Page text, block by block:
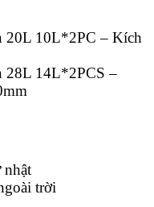
20L 10L*2PC – Kích
28L 14L*2PCS –
nhật
trời